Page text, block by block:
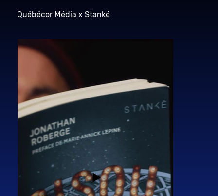
Québécor Média x Stanké